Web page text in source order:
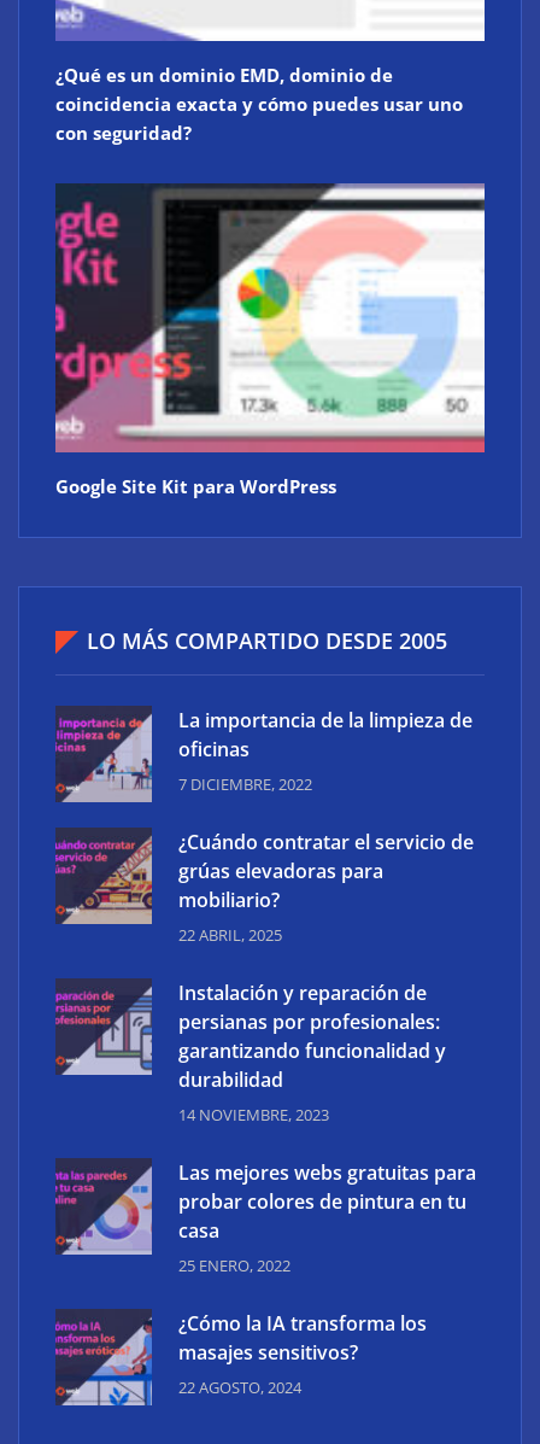
¿Qué es un dominio EMD, dominio de
coincidencia exacta y cómo puedes usar uno
con seguridad?
Google Site Kit para WordPress
LO MÁS COMPARTIDO DESDE 2005
La importancia de la limpieza de
oficinas
7 DICIEMBRE, 2022
¿Cuándo contratar el servicio de
grúas elevadoras para
mobiliario?
22 ABRIL, 2025
Instalación y reparación de
persianas por profesionales:
garantizando funcionalidad y
durabilidad
14 NOVIEMBRE, 2023
Las mejores webs gratuitas para
probar colores de pintura en tu
casa
25 ENERO, 2022
¿Cómo la IA transforma los
masajes sensitivos?
22 AGOSTO, 2024